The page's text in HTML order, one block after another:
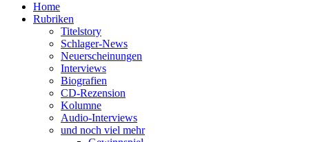
Home
Rubriken
Titelstory
Schlager-News
Neuerscheinungen
Interviews
Biografien
CD-Rezension
Kolumne
Audio-Interviews
und noch viel mehr